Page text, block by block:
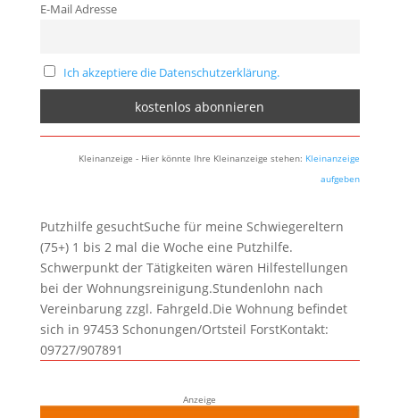
E-Mail Adresse
Ich akzeptiere die Datenschutzerklärung.
Kleinanzeige - Hier könnte Ihre Kleinanzeige stehen: Kleinanzeige
aufgeben
Putzhilfe gesuchtSuche für meine Schwiegereltern
(75+) 1 bis 2 mal die Woche eine Putzhilfe.
Schwerpunkt der Tätigkeiten wären Hilfestellungen
bei der Wohnungsreinigung.Stundenlohn nach
Vereinbarung zzgl. Fahrgeld.Die Wohnung befindet
sich in 97453 Schonungen/Ortsteil ForstKontakt:
09727/907891
Anzeige